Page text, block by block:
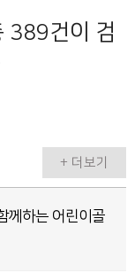
389건이 검
+ 더보기
께하는 어린이골